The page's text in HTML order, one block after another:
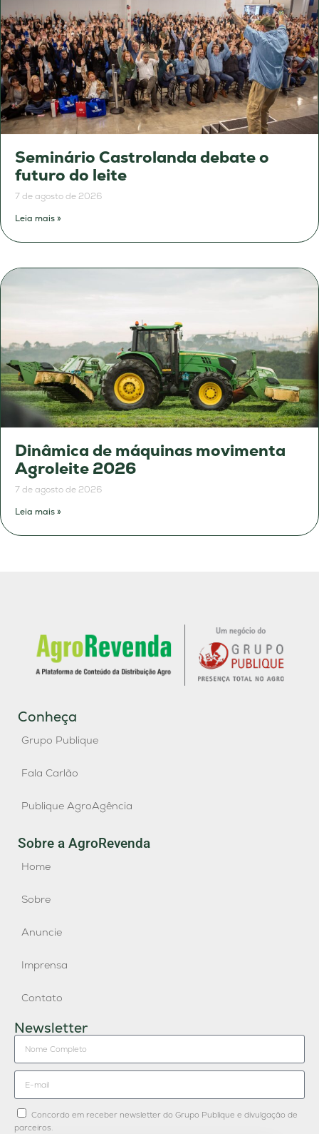
Seminário Castrolanda debate o
futuro do leite
7 de agosto de 2026
Leia mais »
Dinâmica de máquinas movimenta
Agroleite 2026
7 de agosto de 2026
Leia mais »
Conheça
Grupo Publique
Fala Carlão
Publique AgroAgência
Sobre a AgroRevenda
Home
Sobre
Anuncie
Imprensa
Contato
Newsletter
Concordo em receber newsletter do Grupo Publique e divulgação de
parceiros.